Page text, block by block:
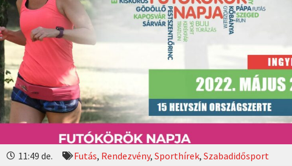
11:49 de. Futás, Rendezvény, Sporthírek, Szabadidősport